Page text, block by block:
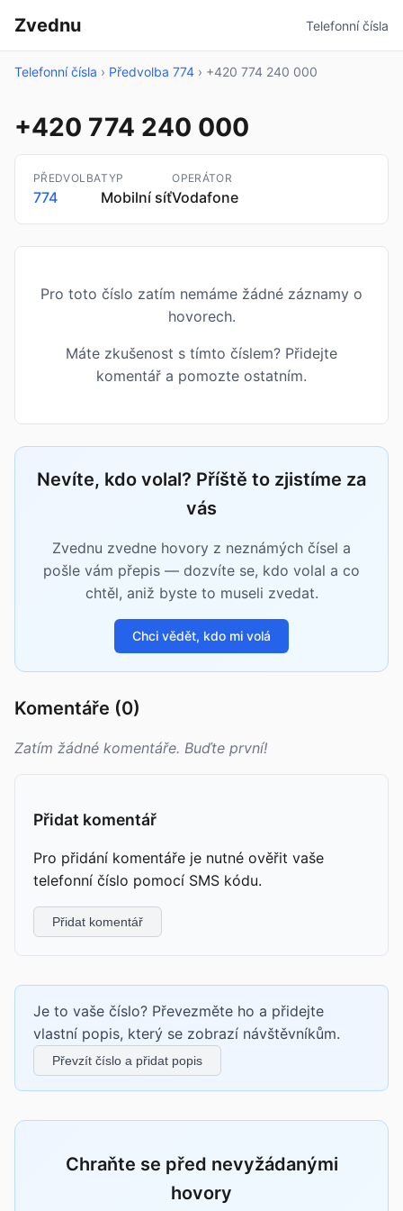
Zvednu Telefonní čísla
Telefonní čísla › Předvolba 774 › +420 774 240 000
+420 774 240 000
PŘEDVOLBA
774
TYP
Mobilní síť
OPERÁTOR
Vodafone
Pro toto číslo zatím nemáme žádné záznamy o
hovorech.
Máte zkušenost s tímto číslem? Přidejte
komentář a pomozte ostatním.
Nevíte, kdo volal? Příště to zjistíme za
vás
Zvednu zvedne hovory z neznámých čísel a
pošle vám přepis — dozvíte se, kdo volal a co
chtěl, aniž byste to museli zvedat.
Chci vědět, kdo mi volá
Komentáře (0)
Zatím žádné komentáře. Buďte první!
Přidat komentář
Pro přidání komentáře je nutné ověřit vaše
telefonní číslo pomocí SMS kódu.
Přidat komentář
Je to vaše číslo? Převezměte ho a přidejte
vlastní popis, který se zobrazí návštěvníkům.
Převzít číslo a přidat popis
Chraňte se před nevyžádanými
hovory